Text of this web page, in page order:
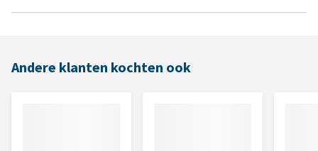
Andere klanten kochten ook